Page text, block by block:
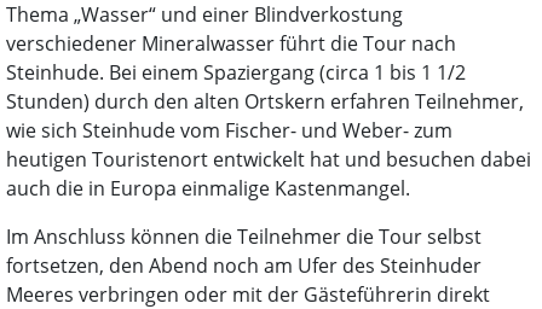
Thema „Wasser“ und einer Blindverkostung
verschiedener Mineralwasser führt die Tour nach
Steinhude. Bei einem Spaziergang (circa 1 bis 1 1/2
Stunden) durch den alten Ortskern erfahren Teilnehmer,
wie sich Steinhude vom Fischer- und Weber- zum
heutigen Touristenort entwickelt hat und besuchen dabei
auch die in Europa einmalige Kastenmangel.
Im Anschluss können die Teilnehmer die Tour selbst
fortsetzen, den Abend noch am Ufer des Steinhuder
Meeres verbringen oder mit der Gästeführerin direkt